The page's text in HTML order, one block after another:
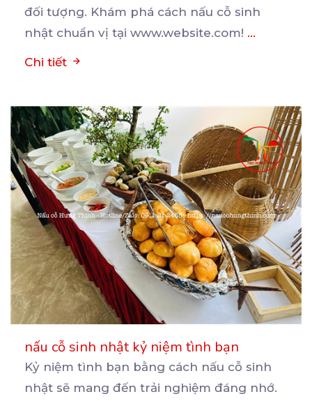
đối tượng. Khám phá cách nấu cỗ sinh
nhật chuẩn vị tại www.website.com! ...
Chi tiết
nấu cỗ sinh nhật kỷ niệm tình bạn
Kỷ niệm tình bạn bằng cách nấu cỗ sinh
nhật sẽ mang đến trải nghiệm đáng nhớ.